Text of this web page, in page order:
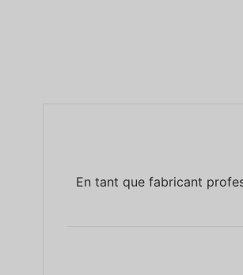
En tant que fabricant